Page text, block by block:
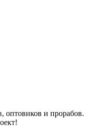
оптовиков и прорабов.